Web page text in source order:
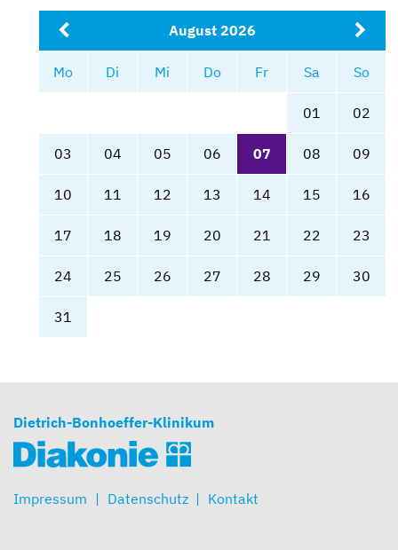
August 2026
Mo Di Mi Do Fr Sa So
01 02
03 04 05 06 07 08 09
10 11 12 13 14 15 16
17 18 19 20 21 22 23
24 25 26 27 28 29 30
31
Dietrich-Bonhoeffer-Klinikum
Impressum Datenschutz Kontakt